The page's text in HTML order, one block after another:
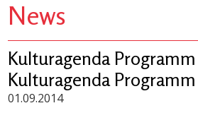
News
Kulturagenda Programm
Kulturagenda Programm
01.09.2014